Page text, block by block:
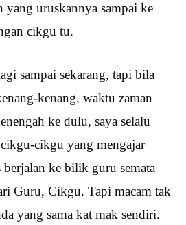
yang uruskannya sampai ke
cikgu tu.
sampai sekarang, tapi bila
kenang, waktu zaman
ke dulu, saya selalu
cikgu yang mengajar
berjalan ke bilik guru semata
Guru, Cikgu. Tapi macam tak
yang sama kat mak sendiri.